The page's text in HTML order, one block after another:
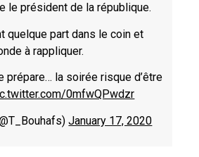
le président de la république.
quelque part dans le coin et
à rappliquer.
prépare… la soirée risque d’être
0mfwQPwdzr
January 17, 2020